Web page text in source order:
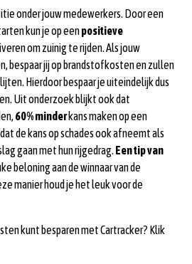
onder jouw medewerkers. Door een
kun je op eenpositieve
om zuinig te rijden. Als jouw
bespaar jij op brandstofkosten en zullen
Hierdoor bespaar je uiteindelijk dus
Uit onderzoek blijkt ook dat
60% minderkans maken op een
de kans op schades ook afneemt als
gaan met hun rijgedrag. Een tip van
beloning aan de winnaar van de
manier houd je het leuk voor de
kunt besparen met Cartracker? Klik